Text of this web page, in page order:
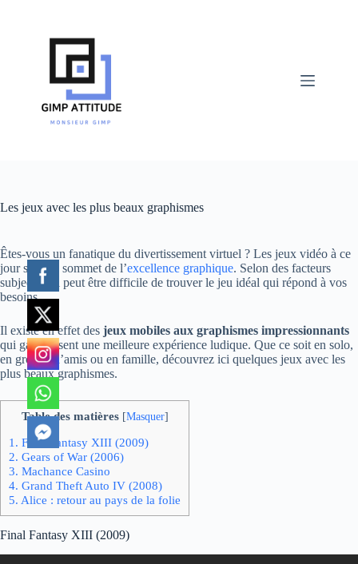
Les jeux avec les plus beaux graphismes
Êtes-vous un fanatique du divertissement virtuel ? Les jeux vidéo à ce
jour sont au sommet de l’excellence graphique. Selon des facteurs
subjectifs, il peut être difficile de trouver le jeu idéal qui répond à vos
besoins.
Il existe en effet des jeux mobiles aux graphismes impressionnants
qui garantissent une meilleure expérience ludique. Que ce soit en solo,
en groupe d’amis ou en famille, découvrez ici quelques jeux avec les
plus beaux graphismes.
Table des matières [Masquer]
1. Final Fantasy XIII (2009)
2. Gears of War (2006)
3. Machance Casino
4. Grand Theft Auto IV (2008)
5. Alice : retour au pays de la folie
Final Fantasy XIII (2009)